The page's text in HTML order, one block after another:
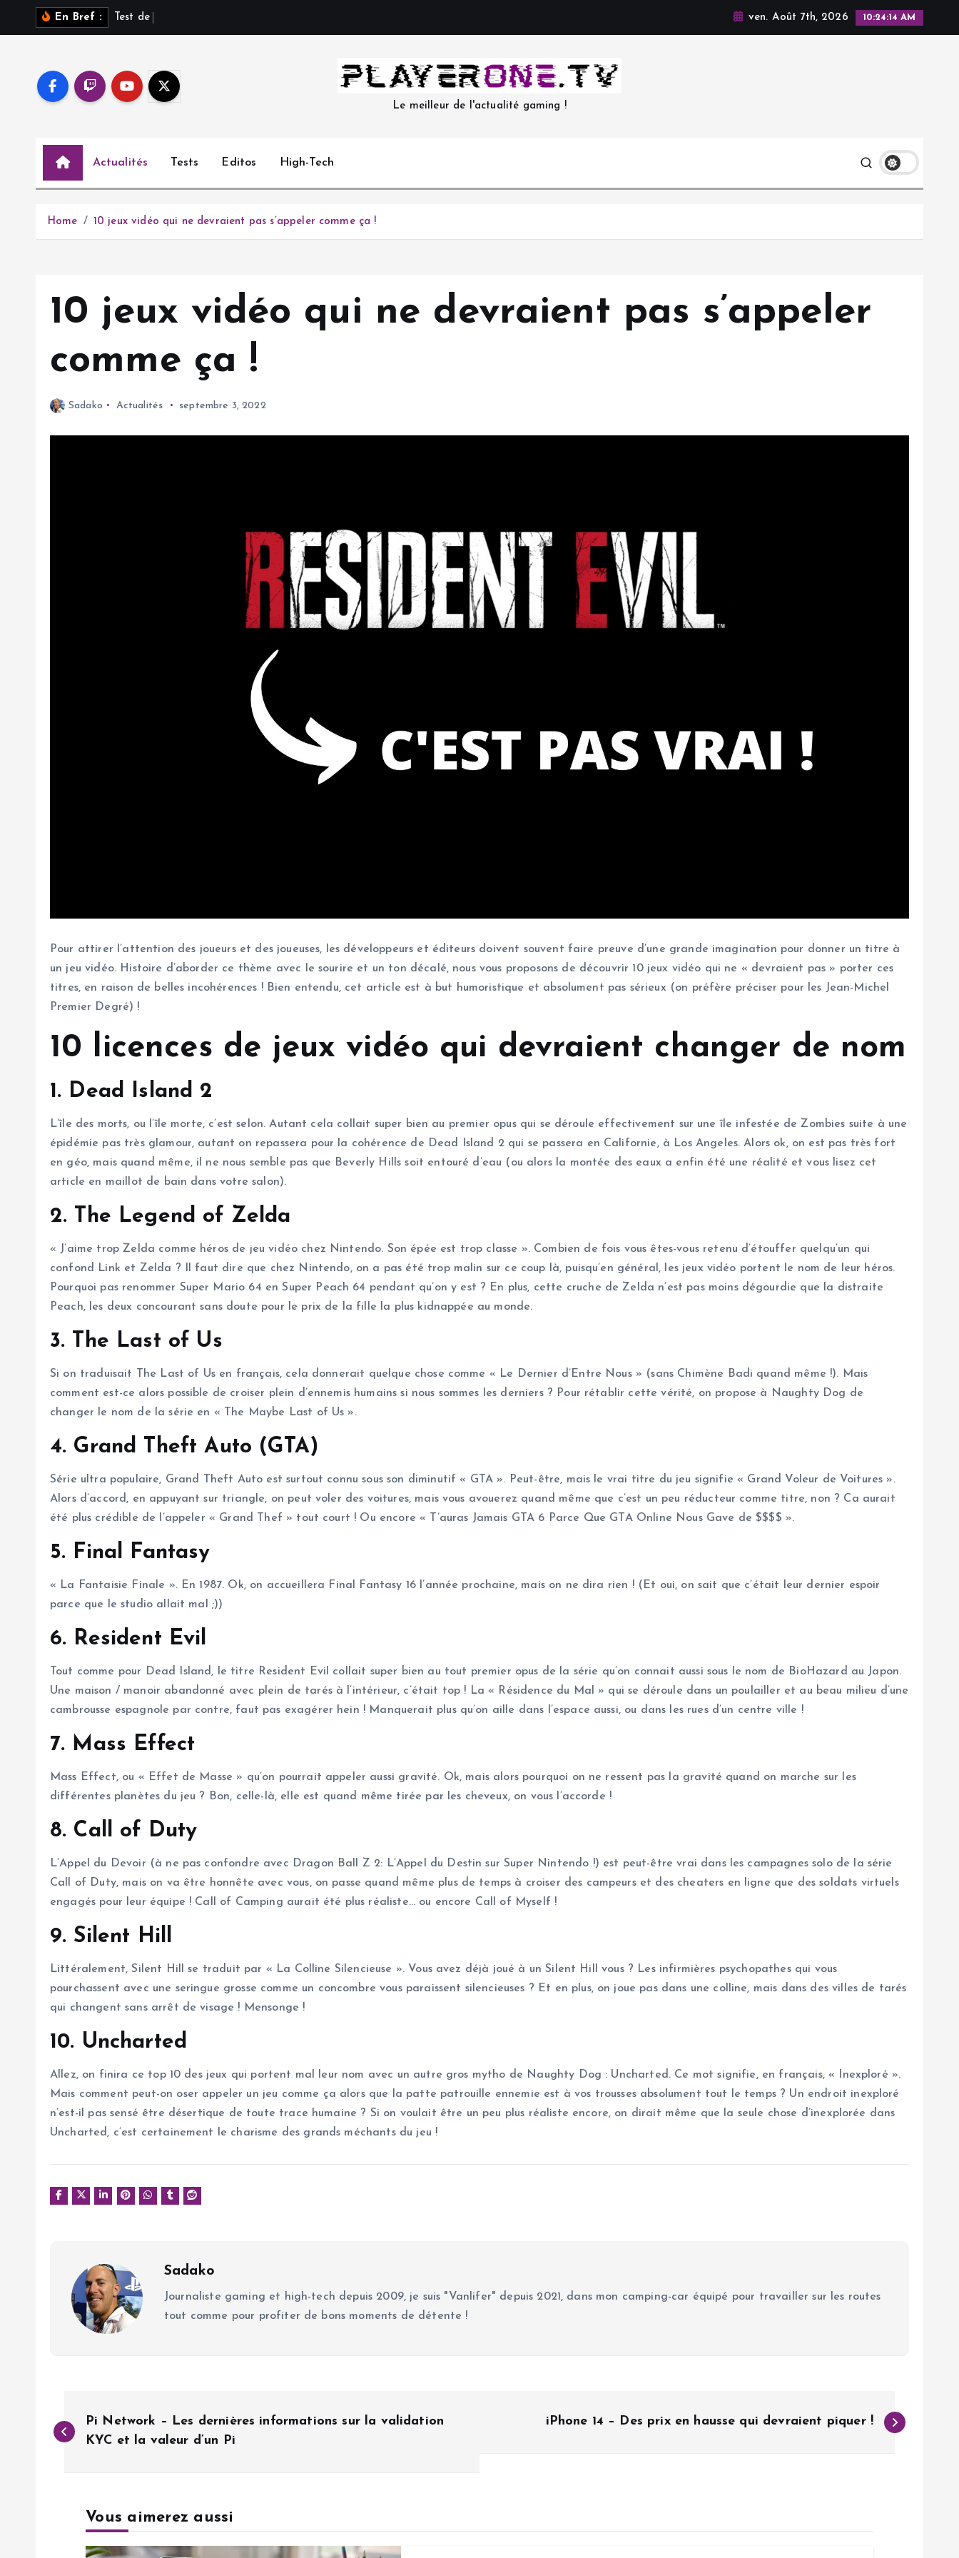
En Bref : est d e ven. Août 7th, 2026 10:24:15 AM
Le meilleur de l'actualité gaming !
Actualités Tests Editos High-Tech
Home 10 jeux vidéo qui ne devraient pas s’appeler comme ça !
10 jeux vidéo qui ne devraient pas s’appeler
comme ça !
Sadako Actualités septembre 3, 2022
Pour attirer l’attention des joueurs et des joueuses, les développeurs et éditeurs doivent souvent faire preuve d’une grande imagination pour donner un titre à
un jeu vidéo. Histoire d’aborder ce thème avec le sourire et un ton décalé, nous vous proposons de découvrir 10 jeux vidéo qui ne « devraient pas » porter ces
titres, en raison de belles incohérences ! Bien entendu, cet article est à but humoristique et absolument pas sérieux (on préfère préciser pour les Jean-Michel
Premier Degré) !
10 licences de jeux vidéo qui devraient changer de nom
1. Dead Island 2
L’île des morts, ou l’île morte, c’est selon. Autant cela collait super bien au premier opus qui se déroule effectivement sur une île infestée de Zombies suite à une
épidémie pas très glamour, autant on repassera pour la cohérence de Dead Island 2 qui se passera en Californie, à Los Angeles. Alors ok, on est pas très fort
en géo, mais quand même, il ne nous semble pas que Beverly Hills soit entouré d’eau (ou alors la montée des eaux a enfin été une réalité et vous lisez cet
article en maillot de bain dans votre salon).
2. The Legend of Zelda
« J’aime trop Zelda comme héros de jeu vidéo chez Nintendo. Son épée est trop classe ». Combien de fois vous êtes-vous retenu d’étouffer quelqu’un qui
confond Link et Zelda ? Il faut dire que chez Nintendo, on a pas été trop malin sur ce coup là, puisqu’en général, les jeux vidéo portent le nom de leur héros.
Pourquoi pas renommer Super Mario 64 en Super Peach 64 pendant qu’on y est ? En plus, cette cruche de Zelda n’est pas moins dégourdie que la distraite
Peach, les deux concourant sans doute pour le prix de la fille la plus kidnappée au monde.
3. The Last of Us
Si on traduisait The Last of Us en français, cela donnerait quelque chose comme « Le Dernier d’Entre Nous » (sans Chimène Badi quand même !). Mais
comment est-ce alors possible de croiser plein d’ennemis humains si nous sommes les derniers ? Pour rétablir cette vérité, on propose à Naughty Dog de
changer le nom de la série en « The Maybe Last of Us ».
4. Grand Theft Auto (GTA)
Série ultra populaire, Grand Theft Auto est surtout connu sous son diminutif « GTA ». Peut-être, mais le vrai titre du jeu signifie « Grand Voleur de Voitures ».
Alors d’accord, en appuyant sur triangle, on peut voler des voitures, mais vous avouerez quand même que c’est un peu réducteur comme titre, non ? Ca aurait
été plus crédible de l’appeler « Grand Thef » tout court ! Ou encore « T’auras Jamais GTA 6 Parce Que GTA Online Nous Gave de $$$$ ».
5. Final Fantasy
« La Fantaisie Finale ». En 1987. Ok, on accueillera Final Fantasy 16 l’année prochaine, mais on ne dira rien ! (Et oui, on sait que c’était leur dernier espoir
parce que le studio allait mal ;))
6. Resident Evil
Tout comme pour Dead Island, le titre Resident Evil collait super bien au tout premier opus de la série qu’on connait aussi sous le nom de BioHazard au Japon.
Une maison / manoir abandonné avec plein de tarés à l’intérieur, c’était top ! La « Résidence du Mal » qui se déroule dans un poulailler et au beau milieu d’une
cambrousse espagnole par contre, faut pas exagérer hein ! Manquerait plus qu’on aille dans l’espace aussi, ou dans les rues d’un centre ville !
7. Mass Effect
Mass Effect, ou « Effet de Masse » qu’on pourrait appeler aussi gravité. Ok, mais alors pourquoi on ne ressent pas la gravité quand on marche sur les
différentes planètes du jeu ? Bon, celle-là, elle est quand même tirée par les cheveux, on vous l’accorde !
8. Call of Duty
L’Appel du Devoir (à ne pas confondre avec Dragon Ball Z 2: L’Appel du Destin sur Super Nintendo !) est peut-être vrai dans les campagnes solo de la série
Call of Duty, mais on va être honnête avec vous, on passe quand même plus de temps à croiser des campeurs et des cheaters en ligne que des soldats virtuels
engagés pour leur équipe ! Call of Camping aurait été plus réaliste… ou encore Call of Myself !
9. Silent Hill
Littéralement, Silent Hill se traduit par « La Colline Silencieuse ». Vous avez déjà joué à un Silent Hill vous ? Les infirmières psychopathes qui vous
pourchassent avec une seringue grosse comme un concombre vous paraissent silencieuses ? Et en plus, on joue pas dans une colline, mais dans des villes de tarés
qui changent sans arrêt de visage ! Mensonge !
10. Uncharted
Allez, on finira ce top 10 des jeux qui portent mal leur nom avec un autre gros mytho de Naughty Dog : Uncharted. Ce mot signifie, en français, « Inexploré ».
Mais comment peut-on oser appeler un jeu comme ça alors que la patte patrouille ennemie est à vos trousses absolument tout le temps ? Un endroit inexploré
n’est-il pas sensé être désertique de toute trace humaine ? Si on voulait être un peu plus réaliste encore, on dirait même que la seule chose d’inexplorée dans
Uncharted, c’est certainement le charisme des grands méchants du jeu !
Sadako
Journaliste gaming et high-tech depuis 2009, je suis "Vanlifer" depuis 2021, dans mon camping-car équipé pour travailler sur les routes
tout comme pour profiter de bons moments de détente !
a
Pi Network – Les dernières informations sur la validation
KYC et la valeur d’un Pi
iPhone 14 – Des prix en hausse qui devraient piquer !
Vous aimerez aussi